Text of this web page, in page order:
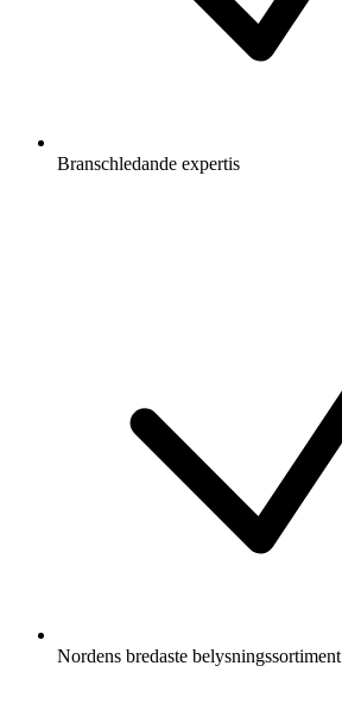
Branschledande expertis
Nordens bredaste belysningssortiment